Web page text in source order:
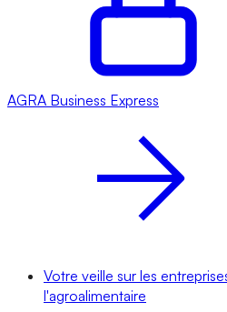
AGRA Business Express
Votre veille sur les
l'agroalimentaire